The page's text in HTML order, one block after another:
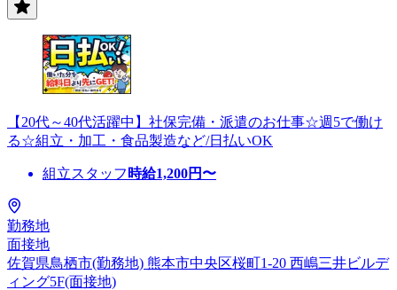
【20代～40代活躍中】社保完備・派遣のお仕事☆週5で働け
る☆組立・加工・食品製造など/日払いOK
組立スタッフ 時給1,200円〜
勤務地
面接地
佐賀県鳥栖市(勤務地) 熊本市中央区桜町1-20 西嶋三井ビルデ
ィング5F(面接地)